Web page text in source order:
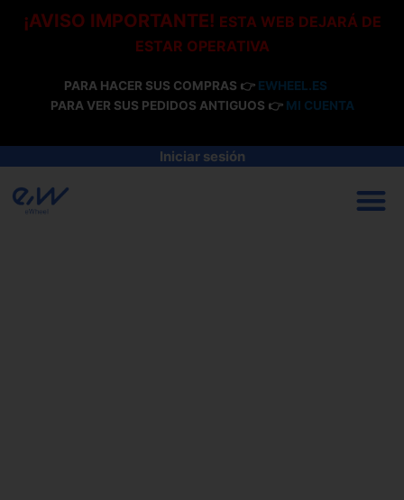
¡AVISO IMPORTANTE! ESTA WEB DEJARÁ DE
ESTAR OPERATIVA
PARA HACER SUS COMPRAS 👉 EWHEEL.ES
PARA VER SUS PEDIDOS ANTIGUOS 👉 MI CUENTA
Iniciar sesión